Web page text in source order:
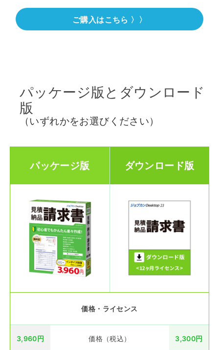
ご購入はこちら 〉〉
パッケージ版とダウンロード
版
（いずれかをお選びください）
パッケージ版 ダウンロード版
価格・ライセンス
3,960円 価格（税込） 3,300円